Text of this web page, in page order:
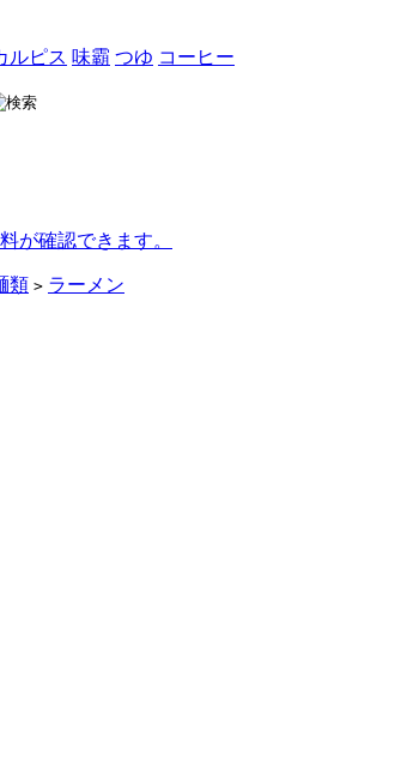
ルピス 味霸 つゆ コーヒー
が確認できます。
類 > ラーメン